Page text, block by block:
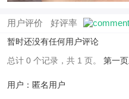
用户评价 好评率
暂时还没有任何用户评论
总计 0 个记录，共 1 页。 第一页
用户：匿名用户